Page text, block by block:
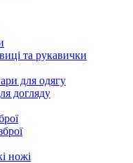
та рукавички
для одягу
догляду
ножі